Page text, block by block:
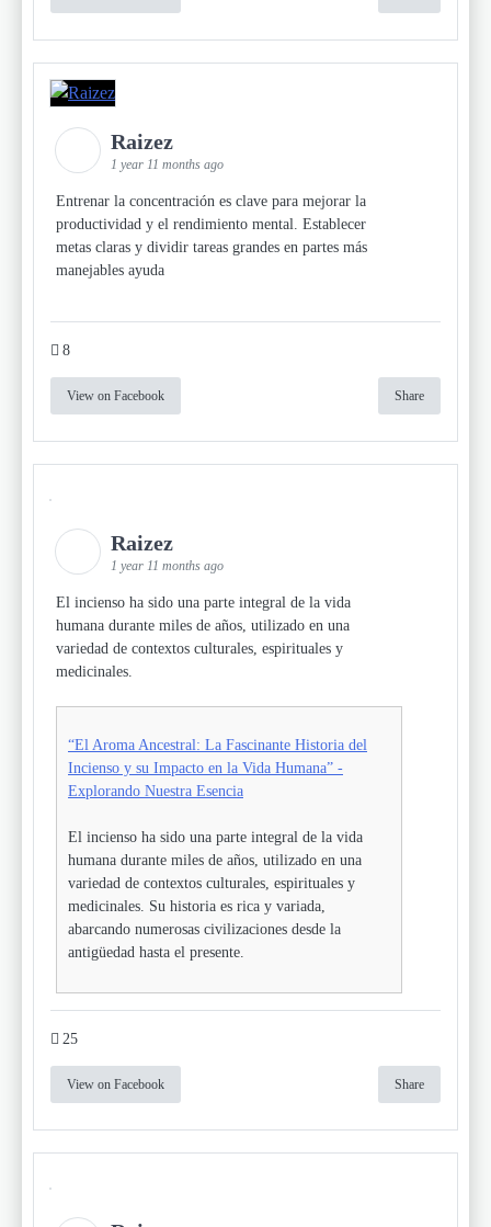
Raizez
1 year 11 months ago
Entrenar la concentración es clave para mejorar la
productividad y el rendimiento mental. Establecer
metas claras y dividir tareas grandes en partes más
manejables ayuda
8
View on Facebook Share
Raizez
1 year 11 months ago
El incienso ha sido una parte integral de la vida
humana durante miles de años, utilizado en una
variedad de contextos culturales, espirituales y
medicinales.
“El Aroma Ancestral: La Fascinante Historia del
Incienso y su Impacto en la Vida Humana” -
Explorando Nuestra Esencia
El incienso ha sido una parte integral de la vida
humana durante miles de años, utilizado en una
variedad de contextos culturales, espirituales y
medicinales. Su historia es rica y variada,
abarcando numerosas civilizaciones desde la
antigüedad hasta el presente.
25
View on Facebook Share